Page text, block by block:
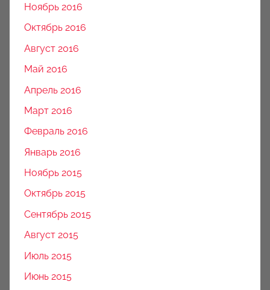
Ноябрь 2016
Октябрь 2016
Август 2016
Май 2016
Апрель 2016
Март 2016
Февраль 2016
Январь 2016
Ноябрь 2015
Октябрь 2015
Сентябрь 2015
Август 2015
Июль 2015
Июнь 2015